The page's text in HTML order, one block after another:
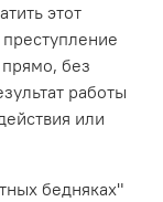
этот
без
работы
или
бедняках"